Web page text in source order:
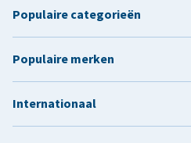
Populaire categorieën
Populaire merken
Internationaal